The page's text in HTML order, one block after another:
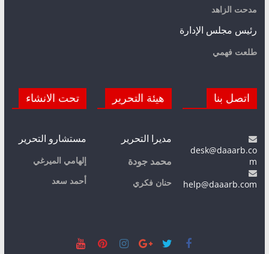
مدحت الزاهد
رئيس مجلس الإدارة
طلعت فهمي
اتصل بنا
desk@daaarb.co
m
help@daaarb.com
هيئة التحرير
مديرا التحرير
محمد جودة
حنان فكري
تحت الانشاء
مستشارو التحرير
إلهامي الميرغي
أحمد سعد